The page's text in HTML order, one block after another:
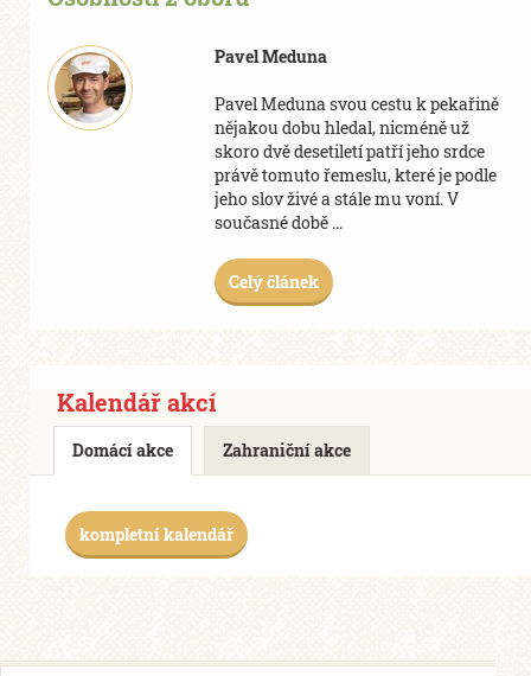
Pavel Meduna
Pavel Meduna svou cestu k pekařině
nějakou dobu hledal, nicméně už
skoro dvě desetiletí patří jeho srdce
právě tomuto řemeslu, které je podle
jeho slov živé a stále mu voní. V
současné době ...
Celý článek
Kalendář akcí
Domácí akce Zahraniční akce
kompletní kalendář